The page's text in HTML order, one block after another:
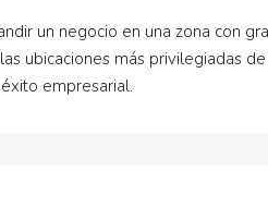
un negocio en una zona con
ubicaciones más privilegiadas
empresarial.